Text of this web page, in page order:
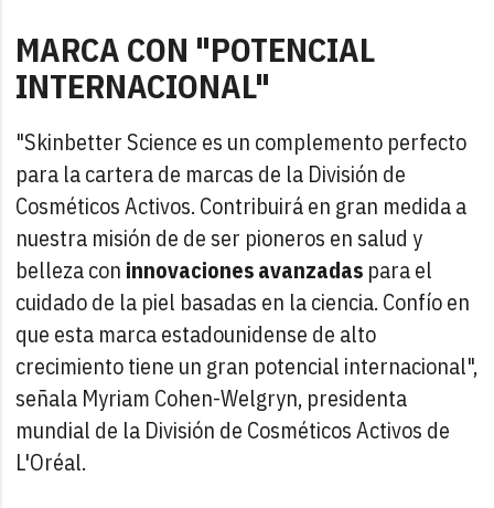
MARCA CON "POTENCIAL
INTERNACIONAL"
"Skinbetter Science es un complemento perfecto
para la cartera de marcas de la División de
Cosméticos Activos. Contribuirá en gran medida a
nuestra misión de de ser pioneros en salud y
belleza con innovaciones avanzadas para el
cuidado de la piel basadas en la ciencia. Confío en
que esta marca estadounidense de alto
crecimiento tiene un gran potencial internacional",
señala Myriam Cohen-Welgryn, presidenta
mundial de la División de Cosméticos Activos de
L'Oréal.